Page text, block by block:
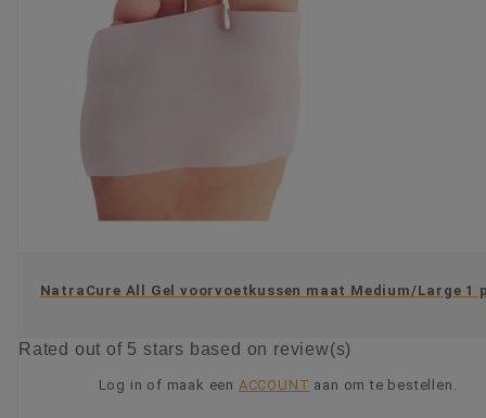
NatraCure All Gel voorvoetkussen maat Medium/Large 1
Rated out of 5 stars based on review(s)
Log in of maak een ACCOUNT aan om te bestellen.